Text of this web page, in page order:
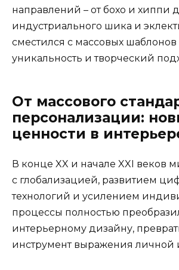
направлений – от бохо и хиппи
индустриального шика и
сместился с массовых шаблонов
уникальность и творческий
От массового
персонализации:
ценности в
В конце XX и начале XXI веков
с глобализацией, развитием
технологий и усилением
процессы полностью
интерьерному дизайну,
инструмент выражения личной